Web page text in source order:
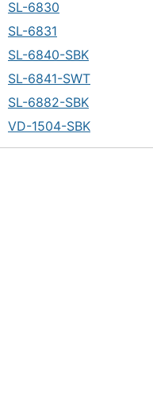
SL-6830
SL-6831
SL-6840-SBK
SL-6841-SWT
SL-6882-SBK
VD-1504-SBK